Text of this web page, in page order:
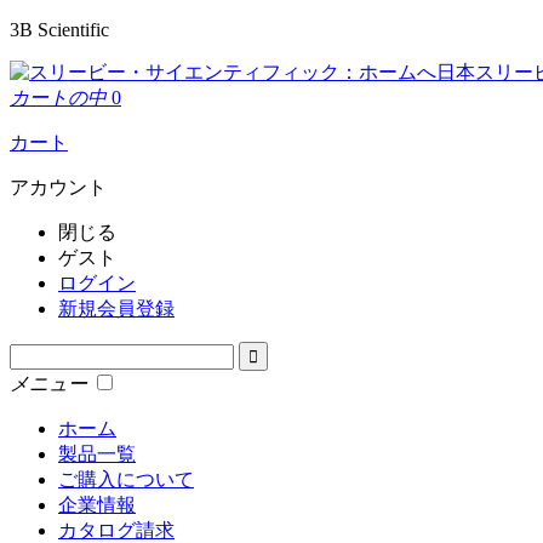
3B Scientific
日本スリー
カートの中 0
カート
アカウント
閉じる
ゲスト
ログイン
新規会員登録
メニュー
ホーム
製品一覧
ご購入について
企業情報
カタログ請求